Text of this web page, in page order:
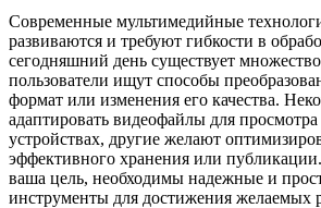
Современные мультимедийные
развиваются и требуют гибкости в
сегодняшний день существует
пользователи ищут способы
формат или изменения его качества.
адаптировать видеофайлы для
устройствах, другие желают
эффективного хранения или
ваша цель, необходимы надежные и
инструменты для достижения желаемых